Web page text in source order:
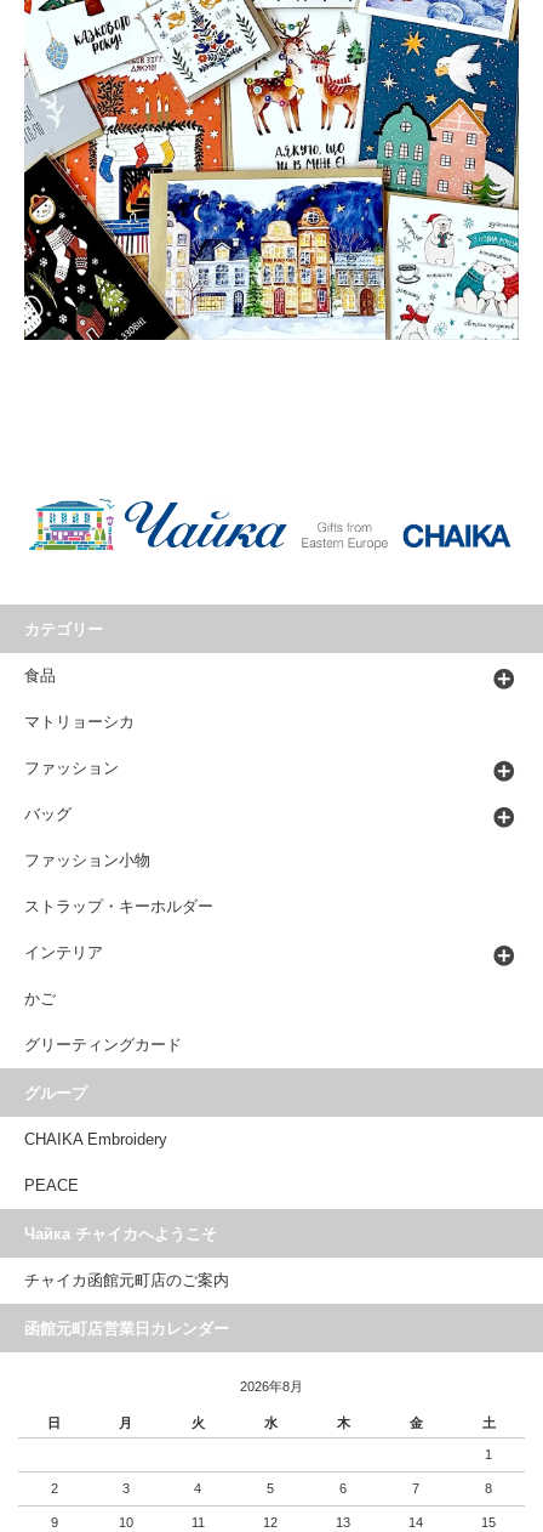
カテゴリー
食品
マトリョーシカ
ファッション
バッグ
ファッション小物
ストラップ・キーホルダー
インテリア
かご
グリーティングカード
グループ
CHAIKA Embroidery
PEACE
Чайка チャイカへようこそ
チャイカ函館元町店のご案内
函館元町店営業日カレンダー
2026年8月
日 月 火 水 木 金 土
1
2 3 4 5 6 7 8
9 10 11 12 13 14 15